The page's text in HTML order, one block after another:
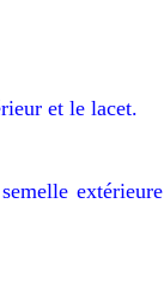
et le lacet.
extérieure